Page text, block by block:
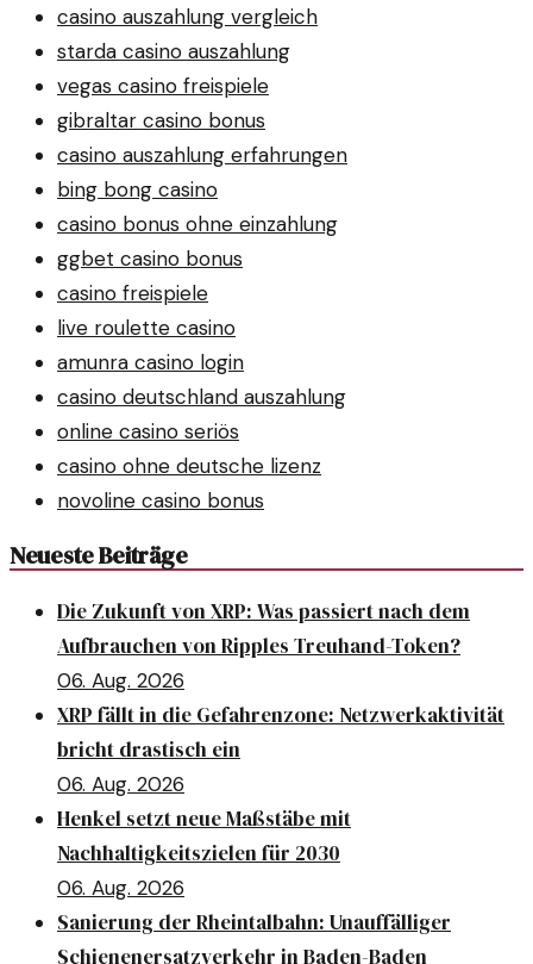
casino auszahlung vergleich
starda casino auszahlung
vegas casino freispiele
gibraltar casino bonus
casino auszahlung erfahrungen
bing bong casino
casino bonus ohne einzahlung
ggbet casino bonus
casino freispiele
live roulette casino
amunra casino login
casino deutschland auszahlung
online casino seriös
casino ohne deutsche lizenz
novoline casino bonus
Neueste Beiträge
Die Zukunft von XRP: Was passiert nach dem
Aufbrauchen von Ripples Treuhand-Token?
06. Aug. 2026
XRP fällt in die Gefahrenzone: Netzwerkaktivität
bricht drastisch ein
06. Aug. 2026
Henkel setzt neue Maßstäbe mit
Nachhaltigkeitszielen für 2030
06. Aug. 2026
Sanierung der Rheintalbahn: Unauffälliger
Schienenersatzverkehr in Baden-Baden